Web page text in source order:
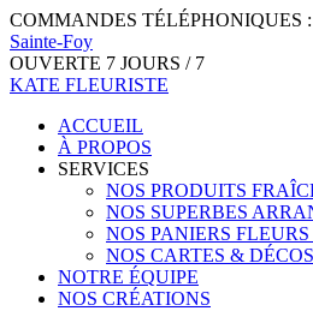
COMMANDES TÉLÉPHONIQUES :
Sainte-Foy
OUVERTE 7 JOURS / 7
KATE FLEURISTE
ACCUEIL
À PROPOS
SERVICES
NOS PRODUITS
NOS SUPERBES
NOS PANIERS
NOS CARTES &
NOTRE ÉQUIPE
NOS CRÉATIONS